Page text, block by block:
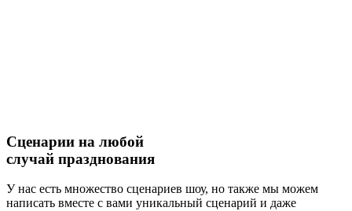
Сценарии на любой
случай празднования
У нас есть множество сценариев шоу, но также мы можем
написать вместе с вами уникальный сценарий и даже